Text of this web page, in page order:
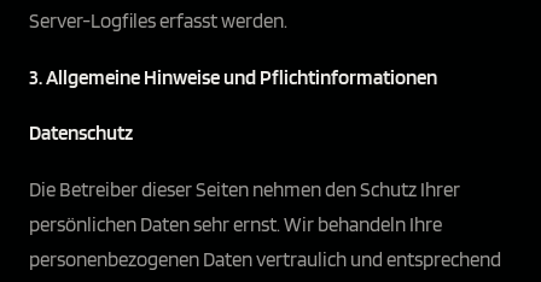
Server-Logfiles erfasst werden.
3. Allgemeine Hinweise und Pflicht­informationen
Datenschutz
Die Betreiber dieser Seiten nehmen den Schutz Ihrer
persönlichen Daten sehr ernst. Wir behandeln Ihre
personenbezogenen Daten vertraulich und entsprechend